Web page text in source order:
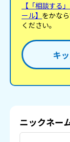
【「相談する
ール】 をかな
ください。
キ
ニックネー